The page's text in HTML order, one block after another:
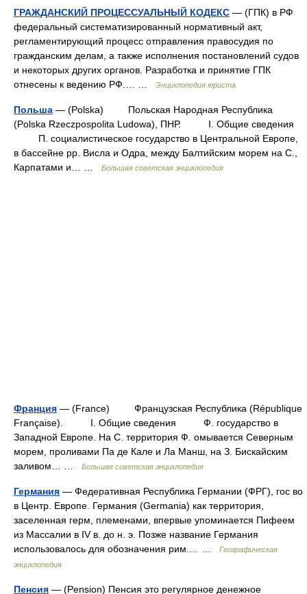
ГРАЖДАНСКИЙ ПРОЦЕССУАЛЬНЫЙ КОДЕКС — (ГПК) в РФ
федеральный систематизированный нормативный акт,
регламентирующий процесс отправления правосудия по
гражданским делам, а также исполнения постановлений судов
и некоторых других органов. Разработка и принятие ГПК
отнесены к ведению РФ.… …
Энциклопедия юриста
Польша — (Polska) Польская Народная Республика
(Polska Rzeczpospolita Ludowa), ПНР. I. Общие сведения
П. социалистическое государство в Центральной Европе,
в бассейне рр. Висла и Одра, между Балтийским морем на С.,
Карпатами и… …
Большая советская энциклопедия
Франция — (France) Французская Республика (République
Française). I. Общие сведения Ф. государство в
Западной Европе. На С. территория Ф. омывается Северным
морем, проливами Па де Кале и Ла Манш, на З. Бискайским
заливом… …
Большая советская энциклопедия
Германия — Федеративная Республика Германии (ФРГ), гос во
в Центр. Европе. Германия (Germania) как территория,
заселенная герм, племенами, впервые упоминается Пифеем
из Массалии в IV в. до н. э. Позже название Германия
использовалось для обозначения рим.… …
Географическая
энциклопедия
Пенсия — (Pension) Пенсия это регулярное денежное